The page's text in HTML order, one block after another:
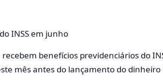
INSS em junho
benefícios previdenciários do
mês antes do lançamento do dinheiro